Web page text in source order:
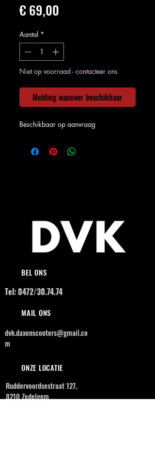
€ 69,00
Aantal *
Niet op voorraad - contacteer ons
Melding wanneer beschikbaar
Beschikbaar op aanvraag
BEL ONS
Tel: 0472/30.74.74
MAIL ONS
dvk.daxenscooters@gmail.co
m
ONZE LOCATIE
Ruddervoordsestraat 127,
8210 Zedelgem